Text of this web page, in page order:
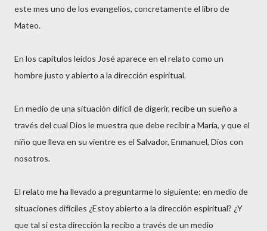
este mes uno de los evangelios, concretamente el libro de
Mateo.
En los capítulos leídos José aparece en el relato como un
hombre justo y abierto a la dirección espiritual.
En medio de una situación difícil de digerir, recibe un sueño a
través del cual Dios le muestra que debe recibir a María, y que el
niño que lleva en su vientre es el Salvador, Enmanuel, Dios con
nosotros.
El relato me ha llevado a preguntarme lo siguiente: en medio de
situaciones difíciles ¿Estoy abierto a la dirección espiritual? ¿Y
que tal si esta dirección la recibo a través de un medio